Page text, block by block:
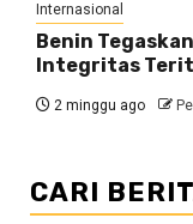
Internasional
Benin
Integritas
2 minggu ago
CARI